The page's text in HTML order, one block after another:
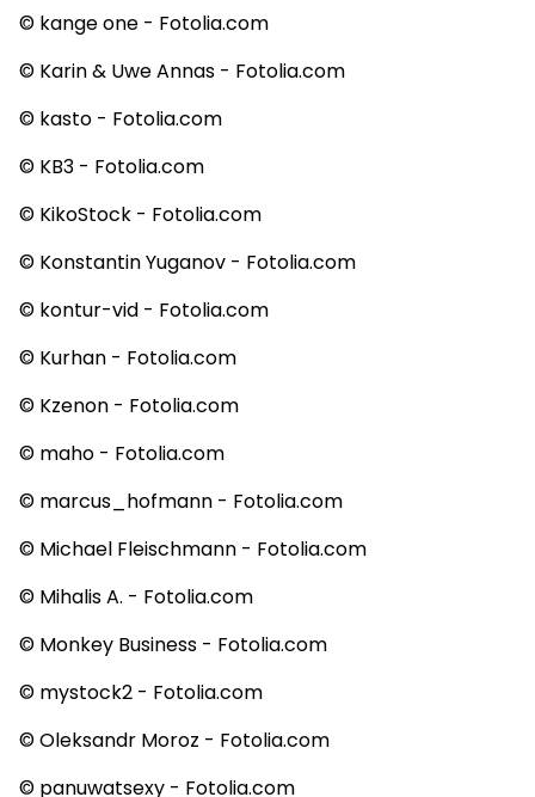
© kange one - Fotolia.com
© Karin & Uwe Annas - Fotolia.com
© kasto - Fotolia.com
© KB3 - Fotolia.com
© KikoStock - Fotolia.com
© Konstantin Yuganov - Fotolia.com
© kontur-vid - Fotolia.com
© Kurhan - Fotolia.com
© Kzenon - Fotolia.com
© maho - Fotolia.com
© marcus_hofmann - Fotolia.com
© Michael Fleischmann - Fotolia.com
© Mihalis A. - Fotolia.com
© Monkey Business - Fotolia.com
© mystock2 - Fotolia.com
© Oleksandr Moroz - Fotolia.com
© panuwatsexy - Fotolia.com